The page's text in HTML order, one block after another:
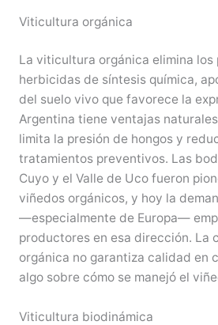
Viticultura orgánica
La viticultura orgánica elimina los
herbicidas de síntesis química,
del suelo vivo que favorece la
Argentina tiene ventajas
limita la presión de hongos y
tratamientos preventivos. Las
Cuyo y el Valle de Uco fueron
viñedos orgánicos, y hoy la
—especialmente de Europa—
productores en esa dirección. La
orgánica no garantiza calidad en
algo sobre cómo se manejó el
Viticultura biodinámica